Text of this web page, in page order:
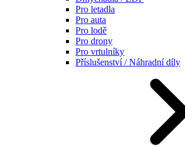
Pro letadla
Pro auta
Pro lodě
Pro drony
Pro vrtulníky
Příslušenství / Náhradní díly